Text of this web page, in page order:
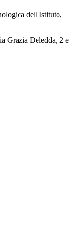
dell'Istituto,
Grazia Deledda, 2 e